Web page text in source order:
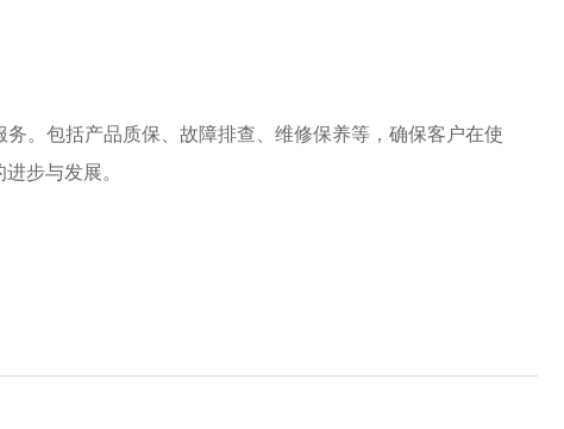
。包括产品质保、故障排查、维修保养等，确保客户在使
步与发展。